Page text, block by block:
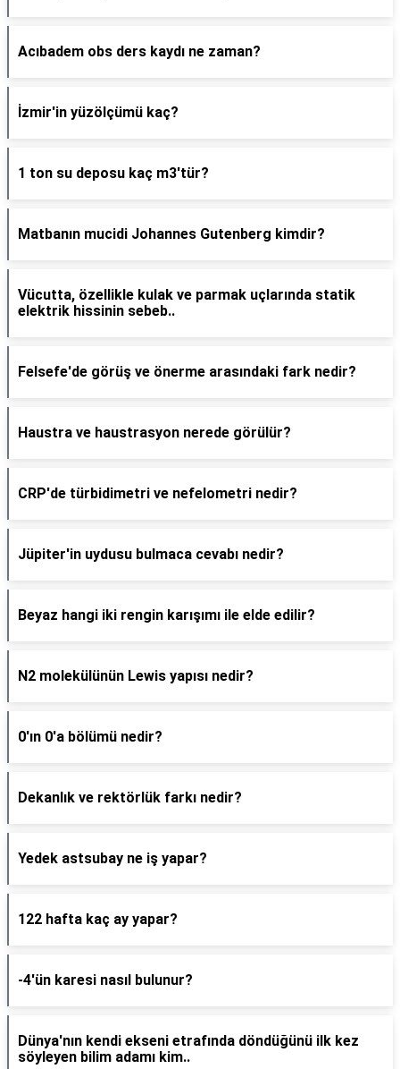
Acıbadem obs ders kaydı ne zaman?
İzmir'in yüzölçümü kaç?
1 ton su deposu kaç m3'tür?
Matbanın mucidi Johannes Gutenberg kimdir?
Vücutta, özellikle kulak ve parmak uçlarında statik
elektrik hissinin sebeb..
Felsefe'de görüş ve önerme arasındaki fark nedir?
Haustra ve haustrasyon nerede görülür?
CRP'de türbidimetri ve nefelometri nedir?
Jüpiter'in uydusu bulmaca cevabı nedir?
Beyaz hangi iki rengin karışımı ile elde edilir?
N2 molekülünün Lewis yapısı nedir?
0'ın 0'a bölümü nedir?
Dekanlık ve rektörlük farkı nedir?
Yedek astsubay ne iş yapar?
122 hafta kaç ay yapar?
-4'ün karesi nasıl bulunur?
Dünya'nın kendi ekseni etrafında döndüğünü ilk kez
söyleyen bilim adamı kim..